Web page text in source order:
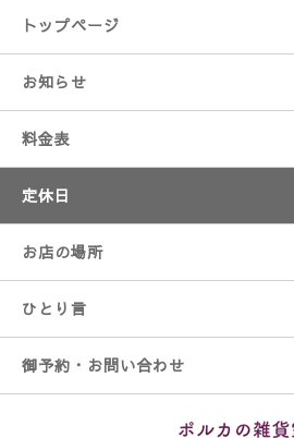
トップページ
お知らせ
料金表
定休日
お店の場所
ひとり言
御予約・お問い合わせ